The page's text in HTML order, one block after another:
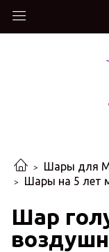
Шары для
Шары на 5 лет
Шар